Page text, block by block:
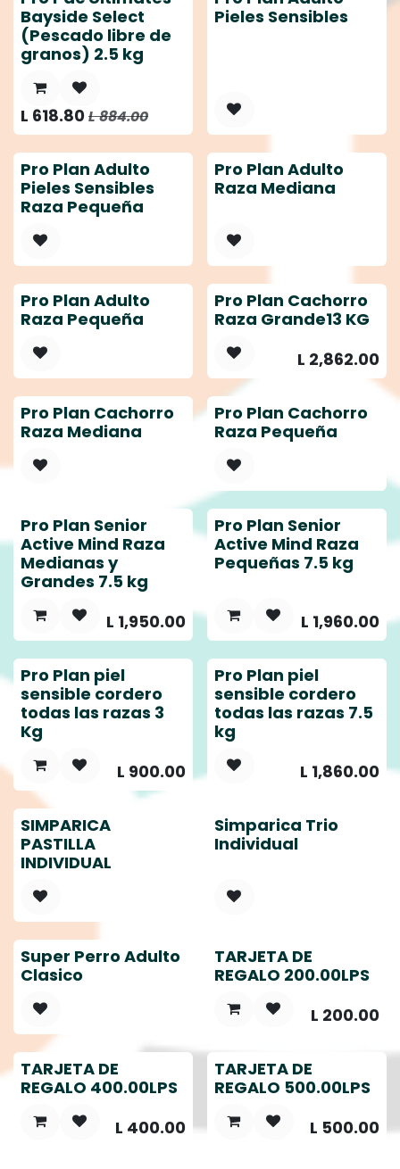
Bayside Select
(Pescado libre de
granos) 2.5 kg
L 618.80L884.00
Pieles Sensibles
Pro Plan Adulto
Pieles Sensibles
Raza Pequeña
Pro Plan Adulto
Raza Mediana
Pro Plan Adulto
Raza Pequeña
Pro Plan Cachorro
Raza Grande13 KG
L 2,862.00
Pro Plan Cachorro
Raza Mediana
Pro Plan Cachorro
Raza Pequeña
Pro Plan Senior
Active Mind Raza
Medianas y
Grandes 7.5 kg
L 1,950.00
Pro Plan Senior
Active Mind Raza
Pequeñas 7.5 kg
L 1,960.00
Pro Plan piel
sensible cordero
todas las razas 3
Kg
L 900.00
Pro Plan piel
sensible cordero
todas las razas 7.5
kg
L 1,860.00
SIMPARICA
PASTILLA
INDIVIDUAL
Simparica Trio
Individual
Super Perro Adulto
Clasico
TARJETA DE
REGALO 200.00LPS
L 200.00
TARJETA DE
REGALO 400.00LPS
L 400.00
TARJETA DE
REGALO 500.00LPS
L 500.00